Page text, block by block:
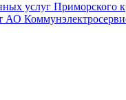
услуг Приморского
АО